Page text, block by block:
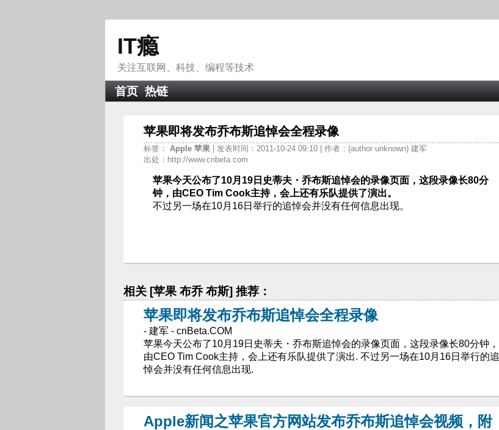
IT瘾
关注互联网、科技、编程等技术
首页 热链
苹果即将发布乔布斯追悼会全程录像
标签： Apple 苹果
| 发表时间：2011-10-24 09:10 | 作者：(author unknown) 建军
出处：http://www.cnbeta.com
苹果今天公布了10月19日史蒂夫・乔布斯追悼会的录像页面，这段录像长80分
钟，由CEO Tim Cook主持，会上还有乐队提供了演出。
不过另一场在10月16日举行的追悼会并没有任何信息出现。
相关 [苹果 布乔 布斯] 推荐：
苹果即将发布乔布斯追悼会全程录像
- 建军 - cnBeta.COM
苹果今天公布了10月19日史蒂夫・乔布斯追悼会的录像页面，这段录像长80分钟，
由CEO Tim Cook主持，会上还有乐队提供了演出. 不过另一场在10月16日举行的追
悼会并没有任何信息出现.
Apple新闻之苹果官方网站发布乔布斯追悼会视频，附